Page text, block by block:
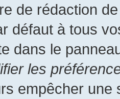
de rédaction
défaut à tous
dans le
les
empêcher une